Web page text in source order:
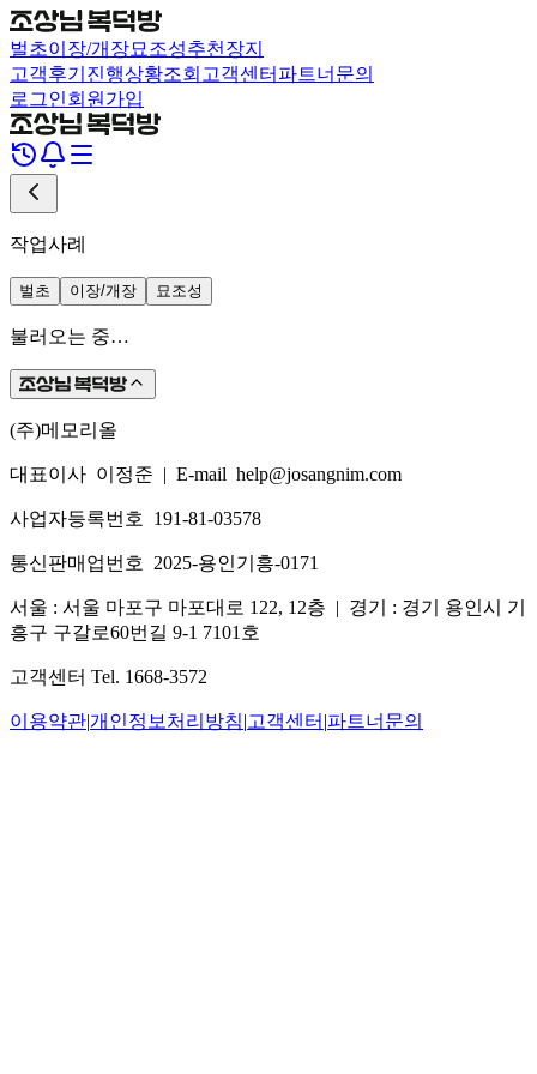
벌초이장/개장묘조성추천장지
고객후기 진행상황조회 고객센터 파트너문의
로그인회원가입
작업사례
벌초 이장/개장 묘조성
불러오는 중…
(주)메모리올
대표이사 이정준 | E-mail help@josangnim.com
사업자등록번호 191-81-03578
통신판매업번호 2025-용인기흥-0171
서울 : 서울 마포구 마포대로 122, 12층 | 경기 : 경기 용인시 기
흥구 구갈로60번길 9-1 7101호
고객센터 Tel. 1668-3572
이용약관|개인정보처리방침|고객센터 |파트너문의